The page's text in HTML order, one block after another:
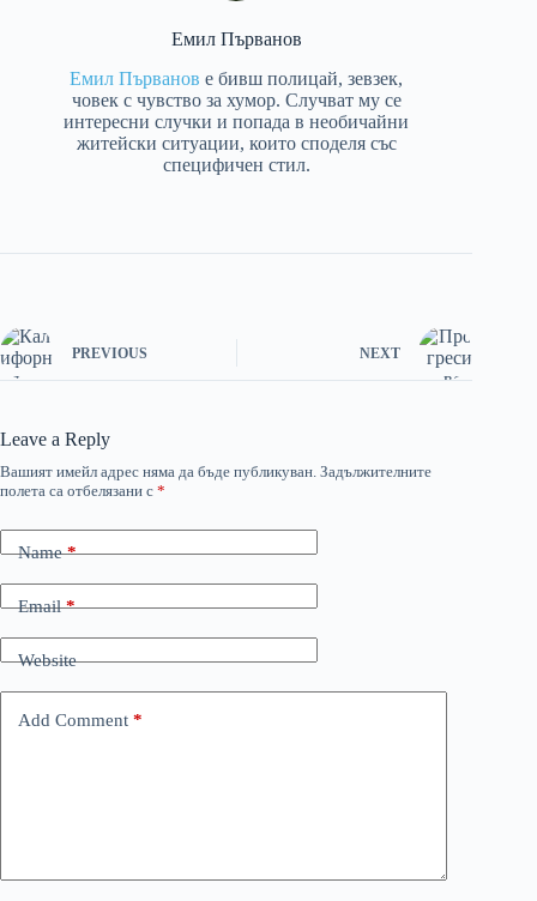
Емил Първанов
Емил Първанов е бивш полицай, зевзек,
човек с чувство за хумор. Случват му се
интересни случки и попада в необичайни
житейски ситуации, които споделя със
специфичен стил.
PREVIOUS NEXT
Leave a Reply
Вашият имейл адрес няма да бъде публикуван. Задължителните
полета са отбелязани с *
Name*
Email*
Website
Add Comment *